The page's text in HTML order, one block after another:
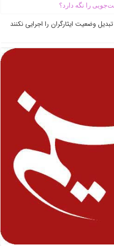
را نگه دارد؟
وضعیت ایثارگران را اجرایی نکنند